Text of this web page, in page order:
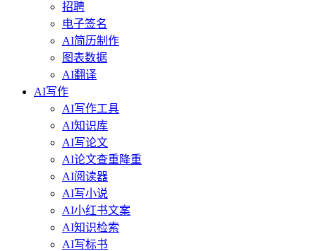
招聘
电子签名
AI简历制作
图表数据
AI翻译
AI写作
AI写作工具
AI知识库
AI写论文
AI论文查重降重
AI阅读器
AI写小说
AI小红书文案
AI知识检索
AI写标书